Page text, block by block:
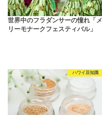
世界中のフラダンサーの憧れ「メ
リーモナークフェスティバル」
ハワイ豆知識